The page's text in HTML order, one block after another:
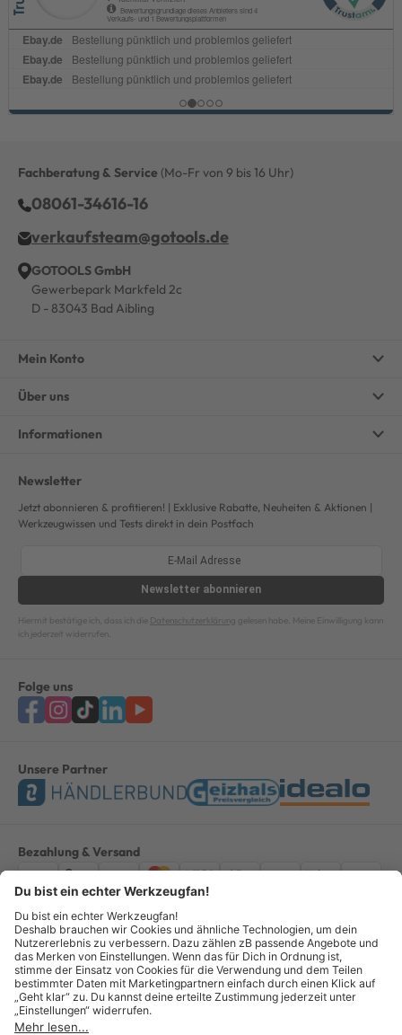
Fachberatung & Service (Mo-Fr von 9 bis 16 Uhr)
08061-34616-16
verkaufsteam@gotools.de
GOTOOLS GmbH
Gewerbepark Markfeld 2c
D - 83043 Bad Aibling
Mein Konto
Über uns
Informationen
Newsletter
Jetzt abonnieren & profitieren! | Exklusive Rabatte, Neuheiten & Aktionen |
Werkzeugwissen und Tests direkt in dein Postfach
Newsletter abonnieren
Hiermit bestätige ich, dass ich die Datenschutzerklärung gelesen habe. Meine Einwilligung kann
ich jederzeit widerrufen.
Folge uns
Unsere Partner
Bezahlung & Versand
ImpressumAGBDatenschutzWiderruf Vertrag widerrufen
Alle Preise verstehen sich inkl. ges. MwSt. *Kostenloser Versand innerhalb
Deutschlands, bei Bestellungen ab 100,00 Euro.
© Copyright 2026 GOTOOLS GmbH - Alle Rechte vorbehalten. powered by
createyourtemplate